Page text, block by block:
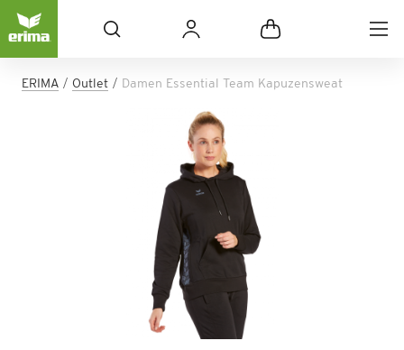
ERIMA Outlet Damen Essential Team Kapuzensweat